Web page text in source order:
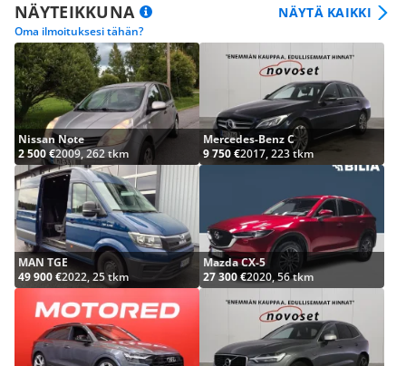
NÄYTEIKKUNA
Oma ilmoituksesi tähän?
NÄYTÄ KAIKKI
Nissan Note
2 500 €2009, 262 tkm
Mercedes-Benz C
9 750 €2017, 223 tkm
MAN TGE
49 900 €2022, 25 tkm
Mazda CX-5
27 300 €2020, 56 tkm